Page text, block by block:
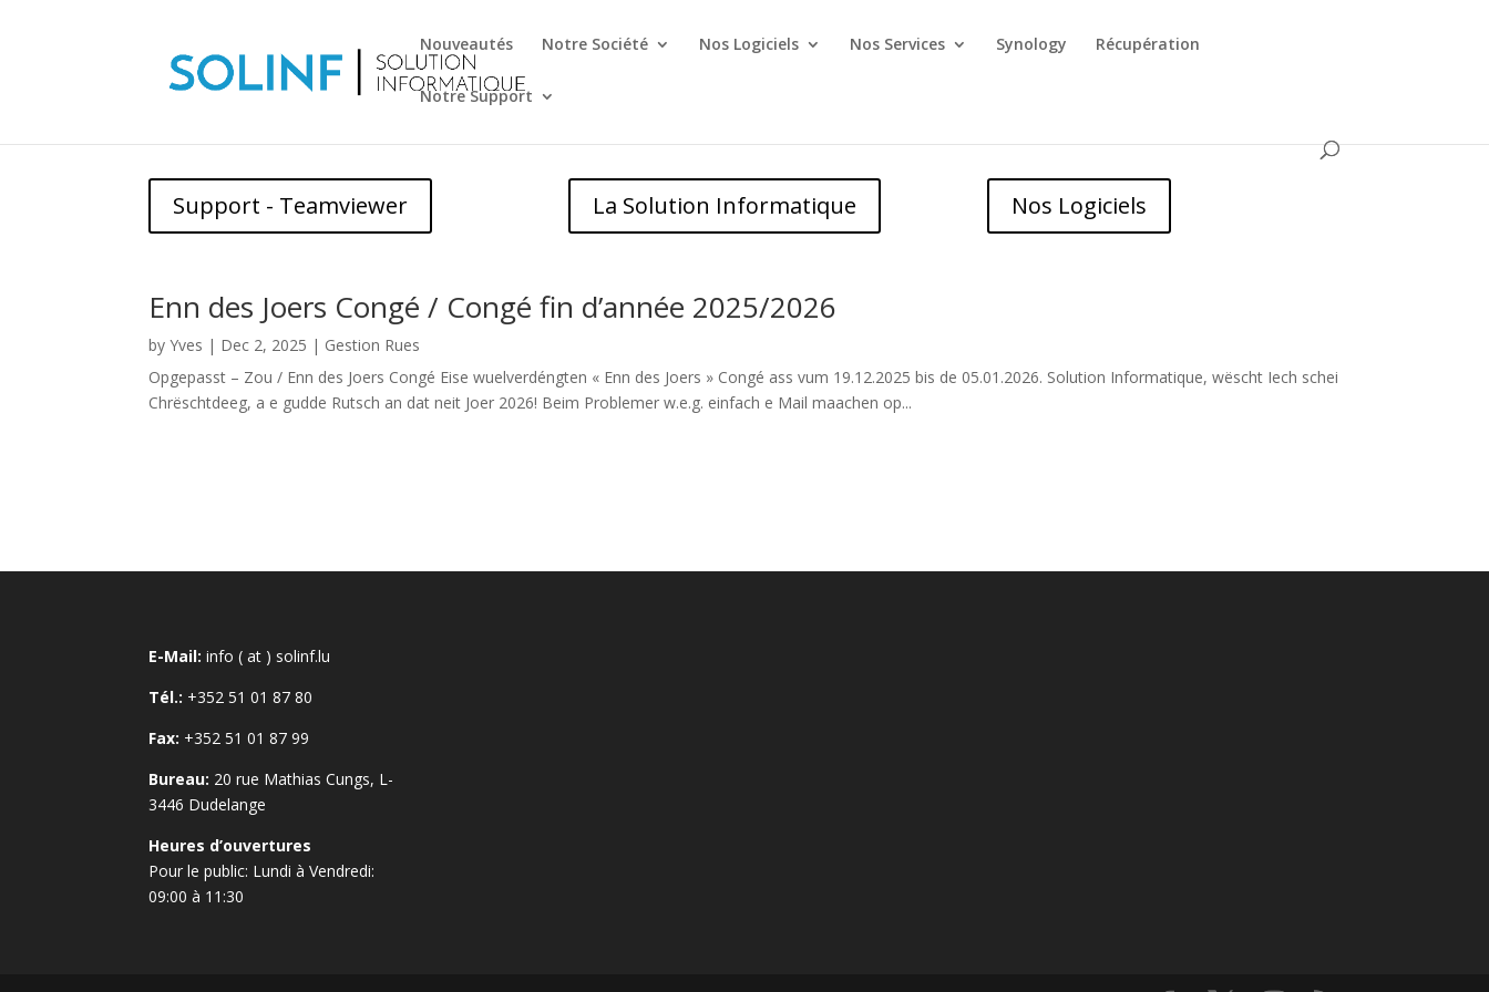
Nouveautés Notre Société Nos Logiciels Nos Services Synology Récupération
Notre Support
Support - Teamviewer La Solution Informatique Nos Logiciels
Enn des Joers Congé / Congé fin d’année 2025/2026
byYves | Dec 2, 2025 | Gestion Rues
Opgepasst – Zou / Enn des Joers Congé Eise wuelverdéngten « Enn des Joers » Congé ass vum 19.12.2025 bis de 05.01.2026. Solution Informatique, wëscht Iech schei
Chrëschtdeeg, a e gudde Rutsch an dat neit Joer 2026! Beim Problemer w.e.g. einfach e Mail maachen op...
E-Mail: info ( at ) solinf.lu
Tél.: +352 51 01 87 80
Fax: +352 51 01 87 99
Bureau: 20 rue Mathias Cungs, L-
3446 Dudelange
Heures d’ouvertures
Pour le public: Lundi à Vendredi:
09:00 à 11:30